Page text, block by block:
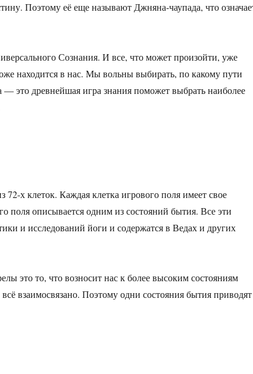
Поэтому её еще называют Джняна-чаупада, что
Сознания. И все, что может произойти, уже
находится в нас. Мы вольны выбирать, по какому пути
это древнейшая игра знания поможет выбрать наиболее
72-х клеток. Каждая клетка игрового поля имеет свое
поля описывается одним из состояний бытия. Все эти
и исследований йоги и содержатся в Ведах и других
это то, что возносит нас к более высоким состояниям
взаимосвязано. Поэтому одни состояния бытия